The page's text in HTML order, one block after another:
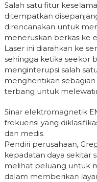
Salah satu fitur
ditempatkan
direncanakan untuk
meneruskan berkas ke
Laser ini diarahkan ke
sehingga ketika seekor
menginterupsi salah
menghentikan
terbang untuk
Sinar elektromagnetik
frekuensi yang
dan medis.
Pendiri perusahaan,
kepadatan daya sekitar
melihat peluang untuk
dalam memberikan